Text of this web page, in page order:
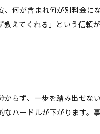
何が含まれ何が別料金に
えてくれる」という信頼
らず、一歩を踏み出せな
ハードルが下がります。